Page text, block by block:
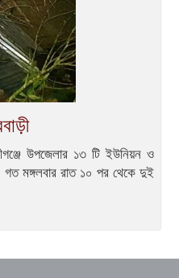
উপজেলার ১৩ টি ইউনিয়ন ও
গত মঙ্গলবার রাত ১০ পর থেকে দুই